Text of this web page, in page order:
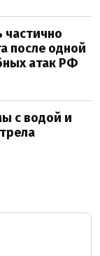
частично
после одной
атак РФ
с водой и